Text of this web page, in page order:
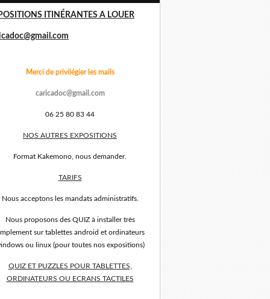
ITINÉRANTES A LOUER
Merci de privilégier les mails
caricadoc@gmail.com
06 25 80 83 44
NOS AUTRES EXPOSITIONS
Format Kakemono, nous demander.
TARIFS
Nous acceptons les mandats administratifs.
Nous proposons des QUIZ à installer très
sur tablettes android et ordinateurs
ou linux (pour toutes nos expositions)
QUIZ ET PUZZLES POUR TABLETTES,
ORDINATEURS OU ECRANS TACTILES